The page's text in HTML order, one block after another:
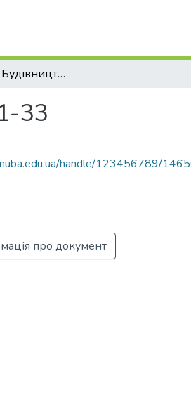
Архітектура і Будівництво № 31-33
33
handle/123456789/
про документ